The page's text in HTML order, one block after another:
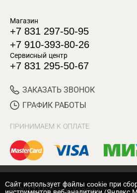
Магазин
+7 831 297-50-95
+7 910-393-80-26
Сервисный центр
+7 831 295-50-67
ЗАКАЗАТЬ ЗВОНОК
ГРАФИК РАБОТЫ
ПРИНИМАЕМ К ОПЛАТЕ
© 2017 Магазин Хозяин
Cайт использует файлы cookie при